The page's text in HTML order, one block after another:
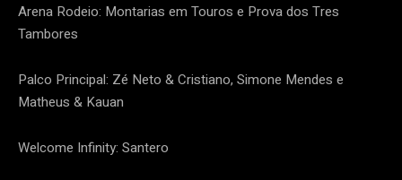
Arena Rodeio: Montarias em Touros e Prova dos Tres
Tambores
Palco Principal: Zé Neto & Cristiano, Simone Mendes e
Matheus & Kauan
Welcome Infinity: Santero